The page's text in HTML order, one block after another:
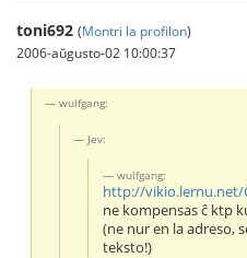
toni692 (Montri la profilon)
2006-aŭgusto-02 10:00:37
wulfgang:
Jev:
wulfgang:
http://vikio.lernu.net/
ne kompensas ĉ ktp
(ne nur en la adreso,
teksto!)